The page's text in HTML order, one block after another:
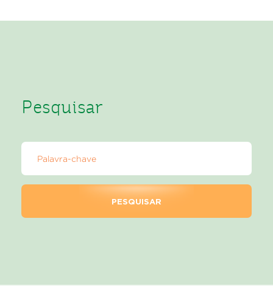
Pesquisar